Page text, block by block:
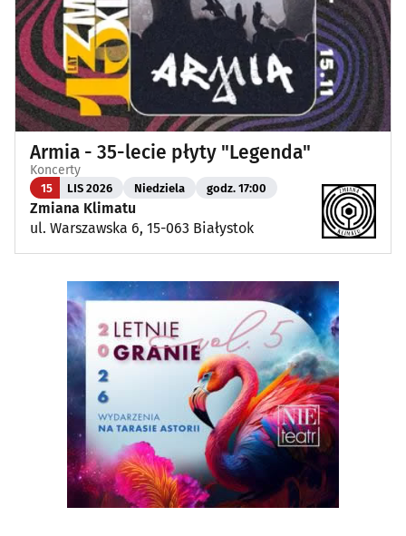
Armia - 35-lecie płyty "Legenda"
Koncerty
15 LIS 2026 Niedziela godz. 17:00
Zmiana Klimatu
ul. Warszawska 6, 15-063 Białystok